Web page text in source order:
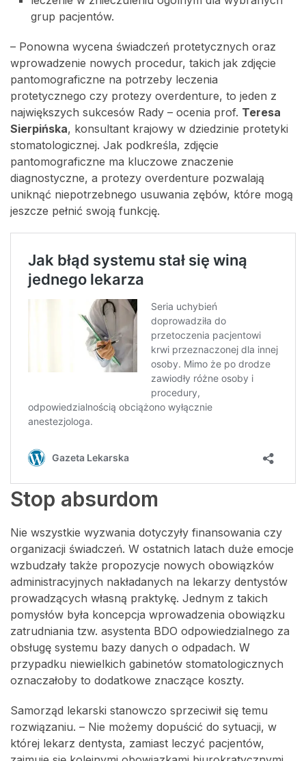
grup pacjentów.
– Ponowna wycena świadczeń protetycznych oraz
wprowadzenie nowych procedur, takich jak zdjęcie
pantomograficzne na potrzeby leczenia
protetycznego czy protezy overdenture, to jeden z
największych sukcesów Rady – ocenia prof. Teresa
Sierpińska, konsultant krajowy w dziedzinie protetyki
stomatologicznej. Jak podkreśla, zdjęcie
pantomograficzne ma kluczowe znaczenie
diagnostyczne, a protezy overdenture pozwalają
uniknąć niepotrzebnego usuwania zębów, które mogą
jeszcze pełnić swoją funkcję.
Stop absurdom
Nie wszystkie wyzwania dotyczyły finansowania czy
organizacji świadczeń. W ostatnich latach duże emocje
wzbudzały także propozycje nowych obowiązków
administracyjnych nakładanych na lekarzy dentystów
prowadzących własną praktykę. Jednym z takich
pomysłów była koncepcja wprowadzenia obowiązku
zatrudniania tzw. asystenta BDO odpowiedzialnego za
obsługę systemu bazy danych o odpadach. W
przypadku niewielkich gabinetów stomatologicznych
oznaczałoby to dodatkowe znaczące koszty.
Samorząd lekarski stanowczo sprzeciwił się temu
rozwiązaniu. – Nie możemy dopuścić do sytuacji, w
której lekarz dentysta, zamiast leczyć pacjentów,